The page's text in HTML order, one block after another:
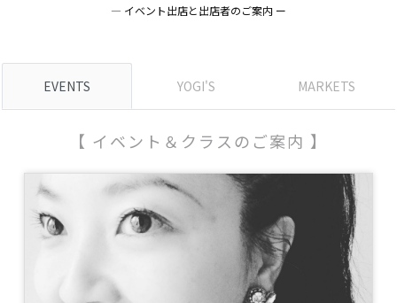
― イベント出店と出店者のご案内 ー
EVENTS YOGI'S MARKETS
【 イベント＆クラスのご案内 】